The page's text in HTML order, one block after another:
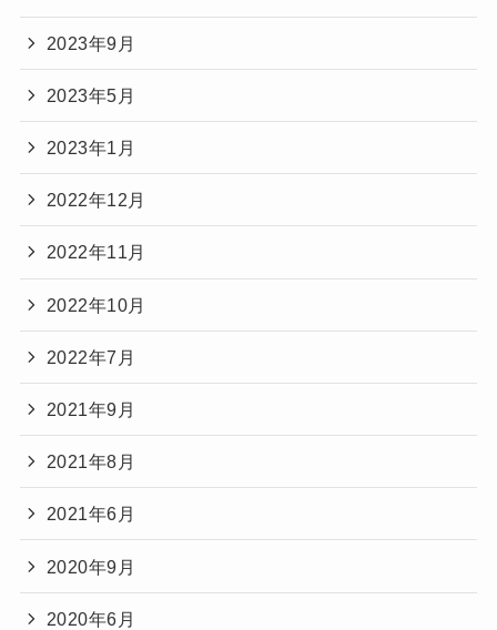
2023年9月
2023年5月
2023年1月
2022年12月
2022年11月
2022年10月
2022年7月
2021年9月
2021年8月
2021年6月
2020年9月
2020年6月